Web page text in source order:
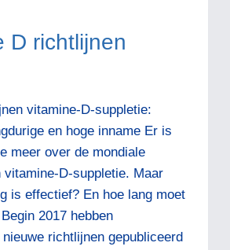
D richtlijnen
vitamine-D-suppletie:
en hoge inname Er is
meer over de mondiale
vitamine-D-suppletie. Maar
is effectief? En hoe lang moet
2017 hebben
richtlijnen gepubliceerd